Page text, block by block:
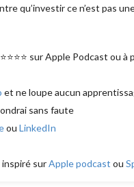
qu’investir ce n’est pas
sur Apple Podcast
et ne loupe aucun
sans faute
ou LinkedIn
surApple podcast ou